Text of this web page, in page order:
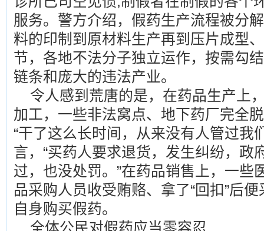
服务。警方介绍，假药生产流程被分
料的印制到原材料生产再到压片成型
节，各地不法分子独立运作，按需勾
链条和庞大的违法产业。
令人感到荒唐的是，在药品生产上
加工，一些非法窝点、地下药厂完全
“干了这么长时间，从来没有人管过我
言，“买药人要求退货，发生纠纷，政
过，也没处罚。”在药品销售上，一些
品采购人员收受贿赂、拿了“回扣”后
自身购买假药。
全体公民对假药应当零容忍